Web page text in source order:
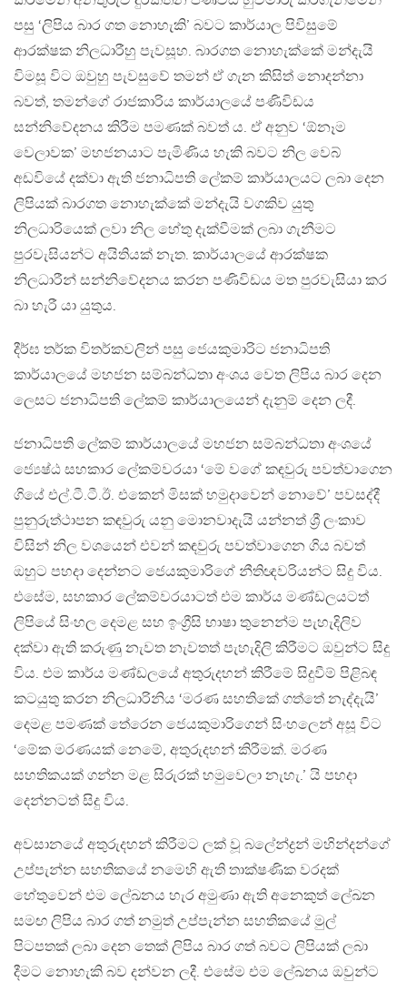
පසු ‘ලිපිය බාර ගත නොහැකි’ බවට කාර්යාල පිවිසුමේ
ආරක්ෂක නිලධාරීහු පැවසූහ. බාරගත නොහැක්කේ මන්දැයි
විමසූ විට ඔවුහු පැවසුවේ තමන් ඒ ගැන කිසිත් නොදන්නා
බවත්, තමන්ගේ රාජකාරිය කාර්යාලයේ පණිවිඩය
සන්නිවේදනය කිරීම පමණක් බවත් ය. ඒ අනුව ‘ඕනෑම
වෙලාවක’ මහජනයාට පැමිණිය හැකි බවට නිල වෙබ්
අඩවියේ දක්වා ඇති ජනාධිපති ලේකම් කාර්යාලයට ලබා දෙන
ලිපියක් බාරගත නොහැක්කේ මන්දැයි වගකිව යුතු
නිලධාරියෙක් ලවා නිල හේතු දැක්වීමක් ලබා ගැනීමට
පුරවැසියන්ට අයිතියක් නැත. කාර්යාලයේ ආරක්ෂක
නිලධාරීන් සන්නිවේදනය කරන පණිවිඩය මත පුරවැසියා කර
බා හැරී යා යුතුය.
දීර්ඝ තර්ක විතර්කවලින් පසු ජෙයකුමාරිට ජනාධිපති
කාර්යාලයේ මහජන සම්බන්ධතා අංශය වෙත ලිපිය බාර දෙන
ලෙසට ජනාධිපති ලේකම් කාර්යාලයෙන් දැනුම් දෙන ලදී.
ජනාධිපති ලේකම් කාර්යාලයේ මහජන සම්බන්ධතා අංශයේ
ජ්‍යෙෂ්ඨ සහකාර ලේකම්වරයා ‘මේ වගේ කඳවුරු පවත්වාගෙන
ගියේ එල්.ටී.ටී.ඊ. එකෙන් මිසක් හමුදාවෙන් නොවේ’ පවසද්දී
පුනුරුත්ථාපන කඳවුරු යනු මොනවාදැයි යන්නත් ශ්‍රී ලංකාව
විසින් නිල වශයෙන් එවන් කඳවුරු පවත්වාගෙන ගිය බවත්
ඔහුට පහදා දෙන්නට ජෙයකුමාරිගේ නීතිඥවරියන්ට සිදු විය.
එසේම, සහකාර ලේකම්වරයාටත් එම කාර්ය මණ්ඩලයටත්
ලිපියේ සිංහල දෙමළ සහ ඉංග්‍රීසි භාෂා තුනෙන්ම පැහැදිලිව
දක්වා ඇති කරුණු නැවත නැවතත් පැහැදිලි කිරීමට ඔවුන්ට සිදු
විය. එම කාර්ය මණ්ඩලයේ අතුරුදහන් කිරීමේ සිදුවීම් පිළිබඳ
කටයුතු කරන නිලධාරිනිය ‘මරණ සහතිකේ ගත්තේ නැද්දැයි’
දෙමළ පමණක් තේරෙන ජෙයකුමාරිගෙන් සිංහලෙන් අසූ විට
‘මේක මරණයක් නෙමේ, අතුරුදහන් කිරීමක්. මරණ
සහතිකයක් ගන්න මළ සිරුරක් හමුවෙලා නැහැ.’ යි පහදා
දෙන්නටත් සිදු විය.
අවසානයේ අතුරුදහන් කිරීමට ලක් වූ බලේන්ද්‍රන් මහින්දන්ගේ
උප්පැන්න සහතිකයේ නමෙහි ඇති තාක්ෂණික වරදක්
හේතුවෙන් එම ලේඛනය හැර අමුණා ඇති අනෙකුත් ලේඛන
සමඟ ලිපිය බාර ගත් නමුත් උප්පැන්න සහතිකයේ මුල්
පිටපතක් ලබා දෙන තෙක් ලිපිය බාර ගත් බවට ලිපියක් ලබා
දීමට නොහැකි බව දන්වන ලදී. එසේම එම ලේඛනය ඔවුන්ට